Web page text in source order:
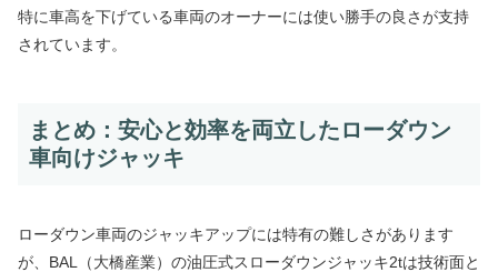
特に車高を下げている車両のオーナーには使い勝手の良さが支持
されています。
まとめ：安心と効率を両立したローダウン
車向けジャッキ
ローダウン車両のジャッキアップには特有の難しさがあります
が、BAL（大橋産業）の油圧式スローダウンジャッキ2tは技術面と